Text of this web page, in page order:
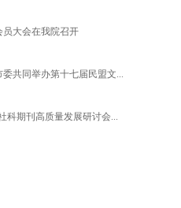
大会在我院召开
共同举办第十七届民盟文...
科期刊高质量发展研讨会...